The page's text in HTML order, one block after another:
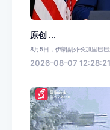
原创 ...
8月5日，伊朗副外长加里巴
2026-08-07 12:28:21